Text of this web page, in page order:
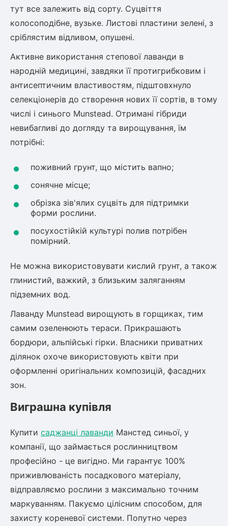
тут все залежить від сорту. Суцвіття
колосоподібне, вузьке. Листові пластини зелені, з
сріблястим відливом, опушені.
Активне використання степової лаванди в
народній медицині, завдяки її протигрибковим і
антисептичним властивостям, підштовхнуло
селекціонерів до створення нових її сортів, в тому
числі і синього Munstead. Отримані гібриди
невибагливі до догляду та вирощування, їм
потрібні:
поживний грунт, що містить вапно;
сонячне місце;
обрізка зів'ялих суцвіть для підтримки
форми рослини.
посухостійкій культурі полив потрібен
помірний.
Не можна використовувати кислий грунт, а також
глинистий, важкий, з близьким заляганням
підземних вод.
Лаванду Munstead вирощують в горщиках, тим
самим озеленюють тераси. Прикрашають
бордюри, альпійські гірки. Власники приватних
ділянок охоче використовують квіти при
оформленні оригінальних композицій, фасадних
зон.
Виграшна купівля
Купити саджанці лаванди Манстед синьої, у
компанії, що займається рослинництвом
професійно - це вигідно. Ми гарантує 100%
приживлюваність посадкового матеріалу,
відправляємо рослини з максимально точним
маркуванням. Пакуємо цілісним способом, для
захисту кореневої системи. Попутно через